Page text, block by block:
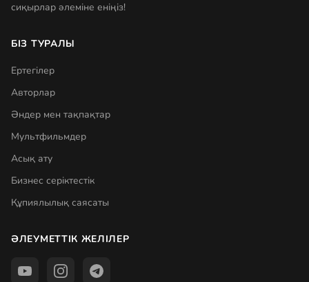
сиқырлар әлеміне еніңіз!
БІЗ ТУРАЛЫ
Ертегілер
Авторлар
Әндер мен тақпақтар
Мультфильмдер
Асық ату
Бизнес серіктестік
Құпиялылық саясаты
ӘЛЕУМЕТТІК ЖЕЛІЛЕР